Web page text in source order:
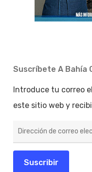
Suscríbete A Bahía
Introduce tu correo
este sitio web y
de
electrónico
Suscribir